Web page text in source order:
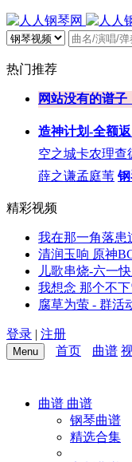
热门推荐
网站没有的谱子
造神计划-全额返
空之城卡农理查
薛之谦孟庭苇
精彩视频
我在那一角落患
清润玉响 原神
儿歌串烧-六一
我想念 那个不
腐草为萤 - 群活
登录 | 注册
Menu 首页 曲谱
曲谱 曲谱
钢琴曲谱
精选合集